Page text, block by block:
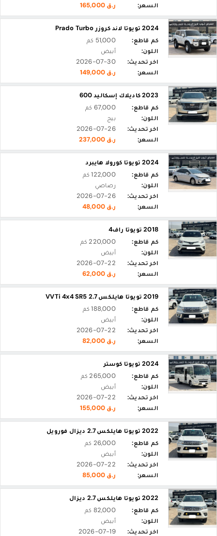
السعر:
ر.ق 165,000
2024 تويوتا لاند كروزر Prado Turbo
كم قاطع:
51,000 كم
اللون:
أبيض
اخر تحديث:
2026-07-30
السعر:
ر.ق 149,000
2023 كاديلاك إسكاليد 600
كم قاطع:
67,000 كم
اللون:
بيج
اخر تحديث:
2026-07-26
السعر:
ر.ق 237,000
2024 تويوتا كورولا هايبرد
كم قاطع:
122,000 كم
اللون:
رصاصي
اخر تحديث:
2026-07-26
السعر:
ر.ق 48,000
2018 تويوتا راف4
كم قاطع:
220,000 كم
اللون:
أبيض
اخر تحديث:
2026-07-22
السعر:
ر.ق 62,000
2019 تويوتا هايلكس 2.7 VVTi 4x4 SR5
كم قاطع:
188,000 كم
اللون:
أبيض
اخر تحديث:
2026-07-22
السعر:
ر.ق 82,000
2024 تويوتا كوستر
كم قاطع:
265,000 كم
اللون:
أبيض
اخر تحديث:
2026-07-22
السعر:
ر.ق 155,000
2022 تويوتا هايلكس 2.7 ديزال فورويل
كم قاطع:
26,000 كم
اللون:
أبيض
اخر تحديث:
2026-07-22
السعر:
ر.ق 85,000
2022 تويوتا هايلكس 2.7 ديزال
كم قاطع:
82,000 كم
اللون:
أبيض
اخر تحديث:
2026-07-19